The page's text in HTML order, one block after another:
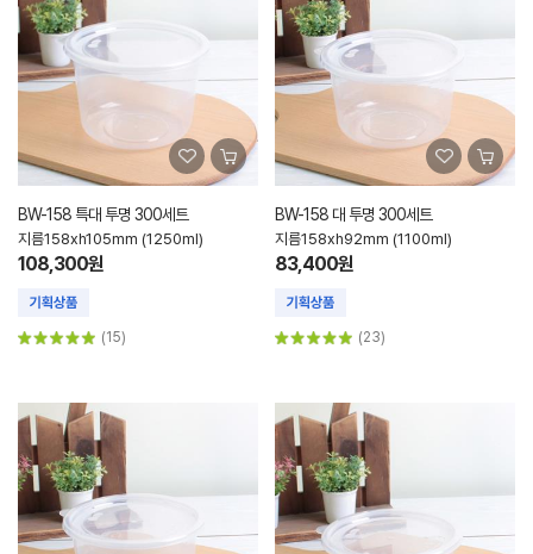
BW-158 특대 투명 300세트
지름158xh105mm (1250ml)
108,300원
(15)
BW-158 대 투명 300세트
지름158xh92mm (1100ml)
83,400원
(23)